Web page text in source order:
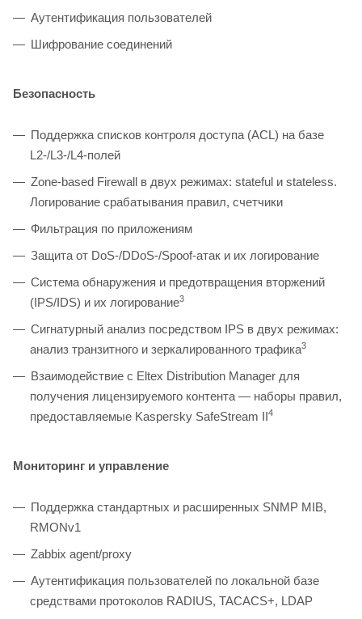
Аутентификация пользователей
Шифрование соединений
Безопасность
Поддержка списков контроля доступа (ACL) на базе
L2-/L3-/L4-полей
Zone-based Firewall в двух режимах: stateful и stateless.
Логирование срабатывания правил, счетчики
Фильтрация по приложениям
Защита от DoS-/DDoS-/Spoof-атак и их логирование
Система обнаружения и предотвращения вторжений
(IPS/IDS) и их логирование3
Сигнатурный анализ посредством IPS в двух режимах:
анализ транзитного и зеркалированного трафика3
Взаимодействие с Eltex Distribution Manager для
получения лицензируемого контента — наборы правил,
предоставляемые Kaspersky SafeStream II4
Мониторинг и управление
Поддержка стандартных и расширенных SNMP MIB,
RMONv1
Zabbix agent/proxy
Аутентификация пользователей по локальной базе
средствами протоколов RADIUS, TACACS+, LDAP